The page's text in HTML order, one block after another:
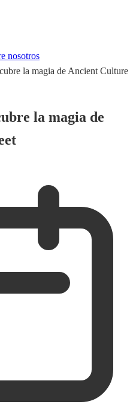
nosotros
la magia de Ancient Culture
la magia de